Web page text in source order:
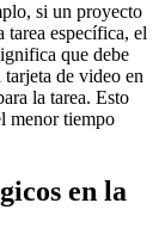
si un proyecto
tarea específica, el
que debe
de video en
la tarea. Esto
menor tiempo
en la